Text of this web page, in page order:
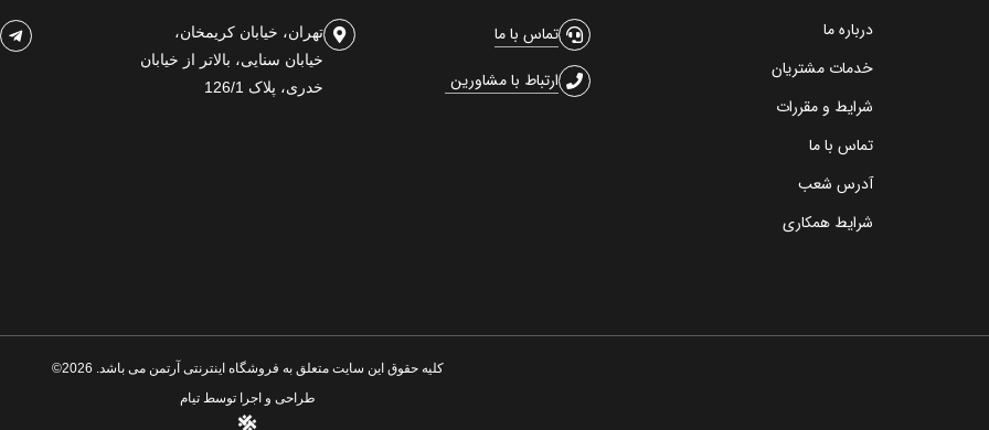
درباره ما
خدمات مشتریان
شرایط و مقررات
تماس با ما
آدرس شعب
شرایط همکاری
تماس با ما
ارتباط با مشاورین
تهران، خیابان کریمخان،
خیابان سنایی، بالاتر از خیابان
خدری، پلاک 126/1
کلیه حقوق این سایت متعلق به فروشگاه اینترنتی آرتمن می باشد. 2026©
طراحی و اجرا توسطتیام